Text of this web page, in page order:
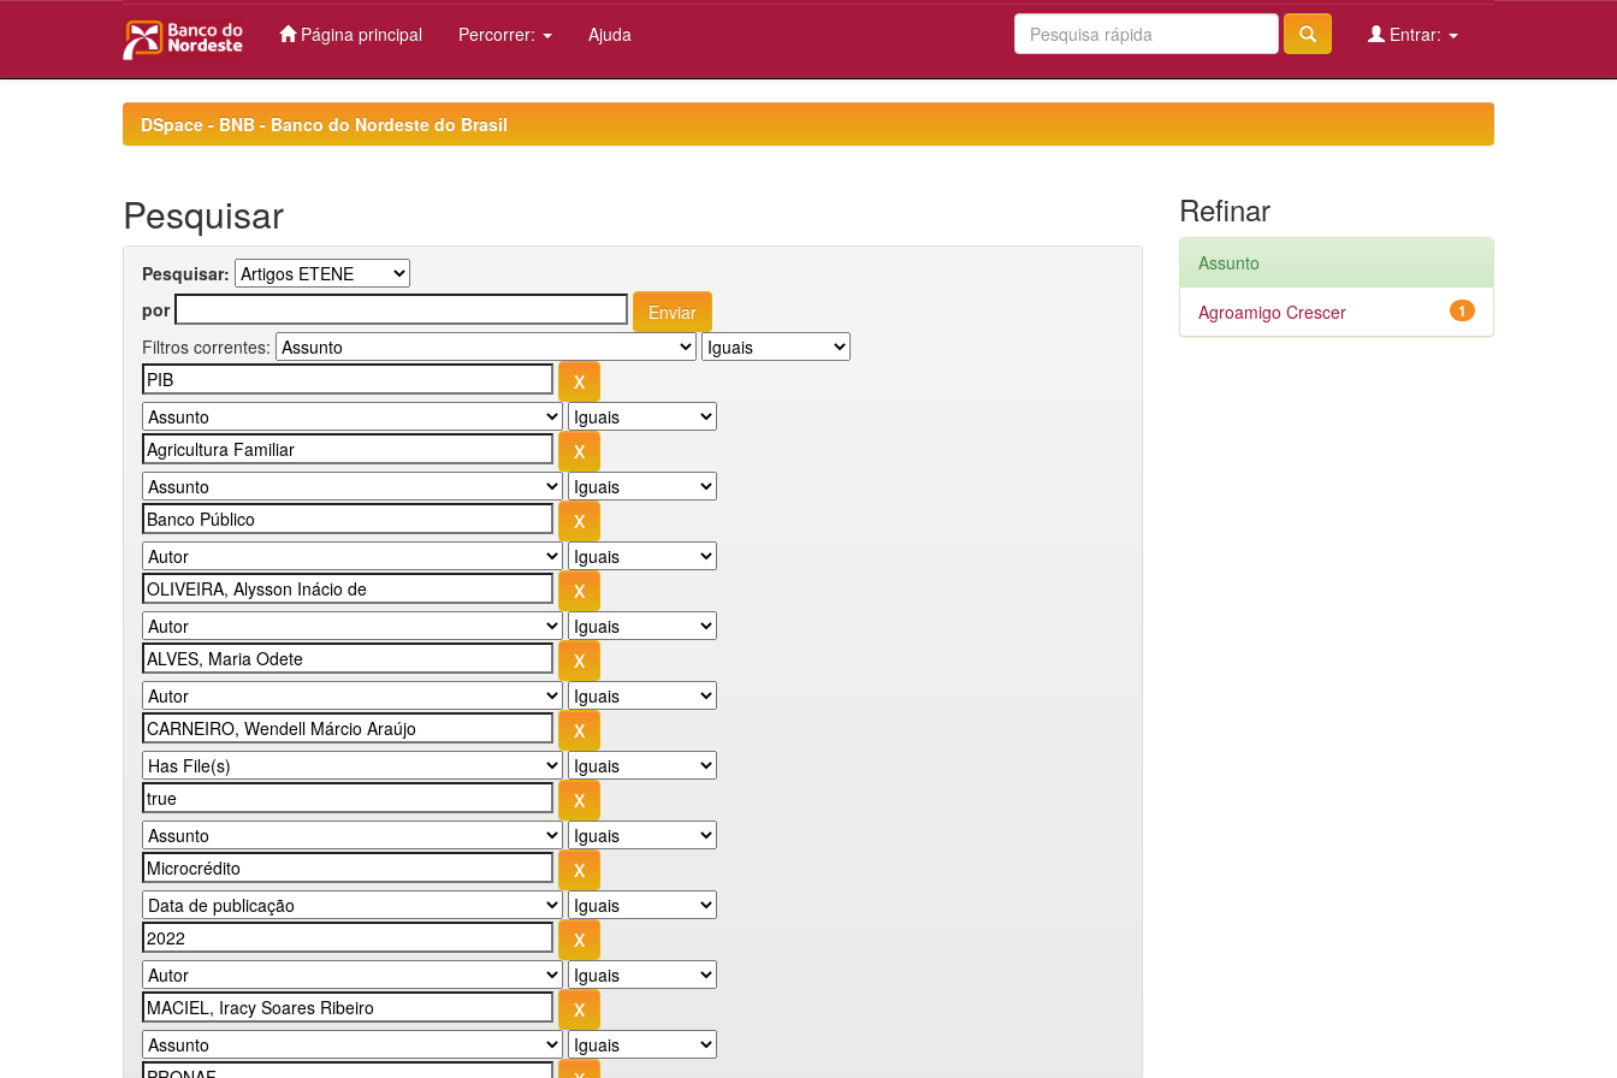
Página principal Percorrer: Ajuda Entrar:
DSpace - BNB - Banco do Nordeste do Brasil
Pesquisar
Pesquisar:
por
Filtros correntes:
Refinar
Assunto
1
Agroamigo Crescer